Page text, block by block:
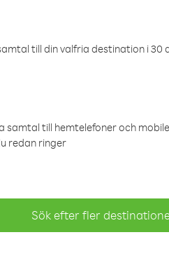
till din valfria destination i 30
till hemtelefoner och
redan ringer
Sök efter fler